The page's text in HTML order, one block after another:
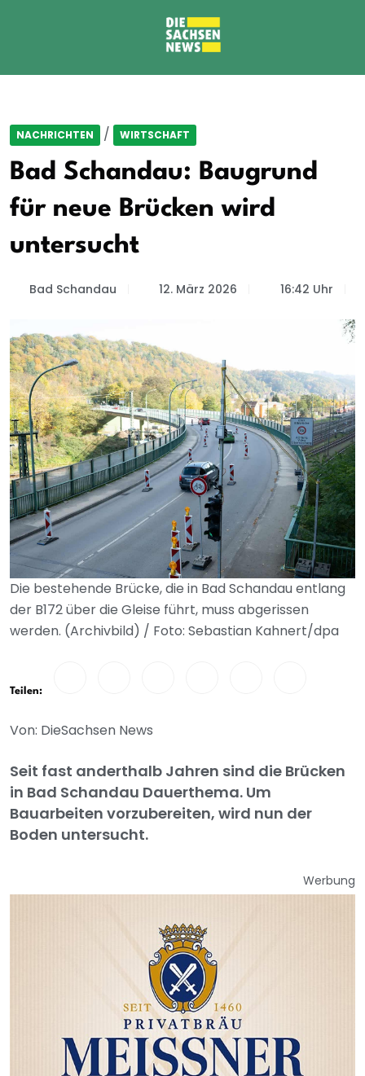
NACHRICHTEN / WIRTSCHAFT
Bad Schandau: Baugrund
für neue Brücken wird
untersucht
Bad Schandau 12. März 2026 16:42 Uhr
Die bestehende Brücke, die in Bad Schandau entlang
der B172 über die Gleise führt, muss abgerissen
werden. (Archivbild) / Foto: Sebastian Kahnert/dpa
Teilen:
Von: DieSachsen News
Seit fast anderthalb Jahren sind die Brücken
in Bad Schandau Dauerthema. Um
Bauarbeiten vorzubereiten, wird nun der
Boden untersucht.
Werbung